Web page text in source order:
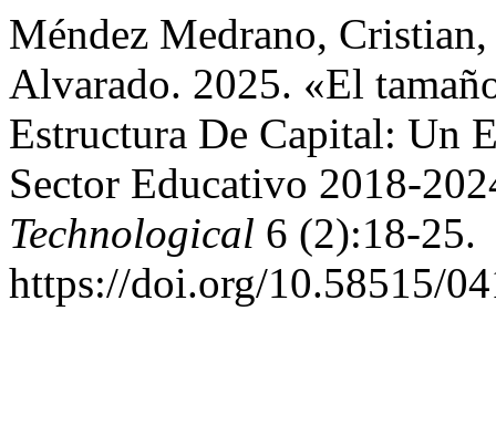
Méndez Medrano,
Alvarado. 2025. «El
Estructura De Capital: Un
Sector Educativo 2018-
Technological 6 (2):18-25.
https://doi.org/10.58515/